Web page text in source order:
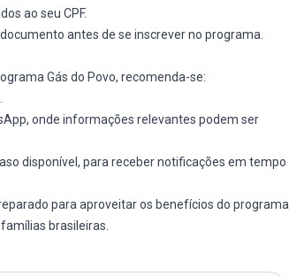
ao seu CPF.
antes de se inscrever no programa.
Gás do Povo, recomenda-se:
onde informações relevantes podem ser
disponível, para receber notificações em tempo
para aproveitar os benefícios do programa
brasileiras.